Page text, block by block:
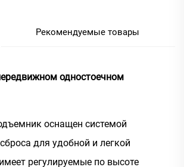
Рекомендуемые товары
одностоечном
оснащен системой
для удобной и легкой
регулируемые по высоте